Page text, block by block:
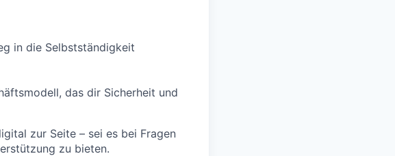
in die Selbstständigkeit
das dir Sicherheit und
zur Seite – sei es bei Fragen
zu bieten.